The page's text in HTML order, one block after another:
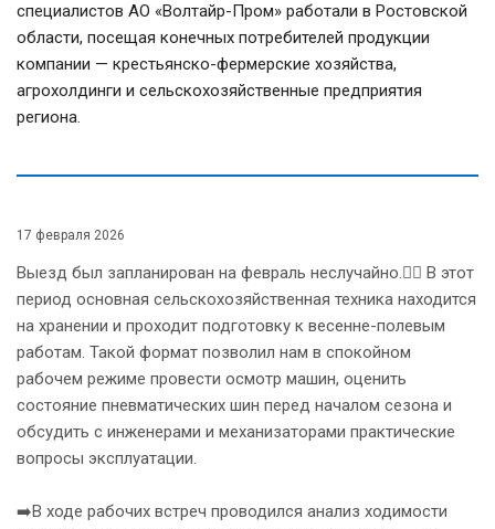
специалистов АО «Волтайр-Пром» работали в Ростовской
области, посещая конечных потребителей продукции
компании — крестьянско-фермерские хозяйства,
агрохолдинги и сельскохозяйственные предприятия
региона.
17 февраля 2026
Выезд был запланирован на февраль неслучайно.☝🏻 В этот
период основная сельскохозяйственная техника находится
на хранении и проходит подготовку к весенне-полевым
работам. Такой формат позволил нам в спокойном
рабочем режиме провести осмотр машин, оценить
состояние пневматических шин перед началом сезона и
обсудить с инженерами и механизаторами практические
вопросы эксплуатации.
➡️В ходе рабочих встреч проводился анализ ходимости